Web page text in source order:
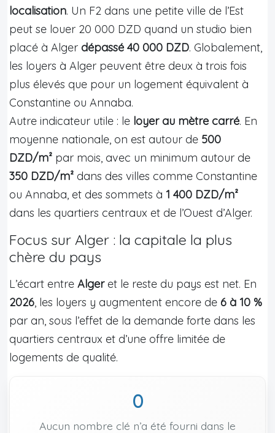
localisation. Un F2 dans une petite ville de l’Est
peut se louer 20 000 DZD quand un studio bien
placé à Alger dépassé 40 000 DZD. Globalement,
les loyers à Alger peuvent être deux à trois fois
plus élevés que pour un logement équivalent à
Constantine ou Annaba.
Autre indicateur utile : le loyer au mètre carré. En
moyenne nationale, on est autour de 500
DZD/m² par mois, avec un minimum autour de
350 DZD/m² dans des villes comme Constantine
ou Annaba, et des sommets à 1 400 DZD/m²
dans les quartiers centraux et de l’Ouest d’Alger.
Focus sur Alger : la capitale la plus
chère du pays
L’écart entre Algeret le reste du pays est net. En
2026, les loyers y augmentent encore de 6 à 10 %
par an, sous l’effet de la demande forte dans les
quartiers centraux et d’une offre limitée de
logements de qualité.
0
Aucun nombre clé n’a été fourni dans le